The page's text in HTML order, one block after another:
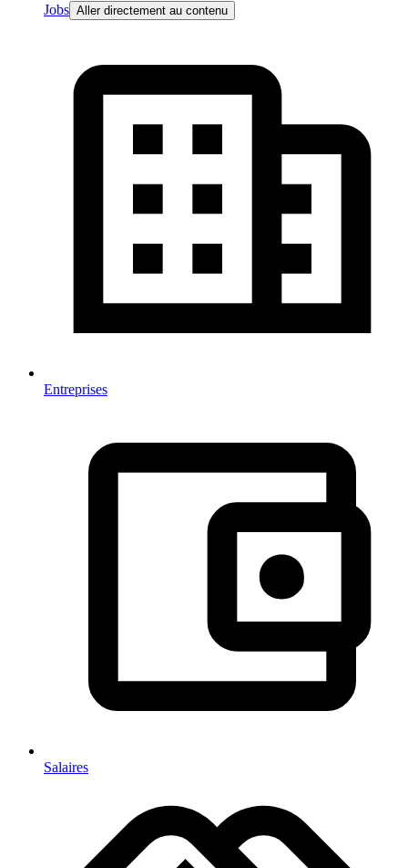
Jobs Aller directement au contenu
Entreprises
Salaires